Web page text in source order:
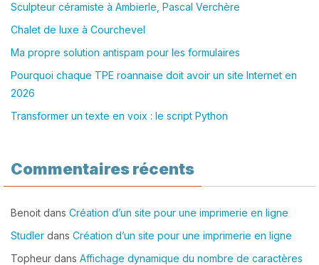
Sculpteur céramiste à Ambierle, Pascal Verchère
Chalet de luxe à Courchevel
Ma propre solution antispam pour les formulaires
Pourquoi chaque TPE roannaise doit avoir un site Internet en
2026
Transformer un texte en voix : le script Python
Commentaires récents
Benoit dans Création d’un site pour une imprimerie en ligne
Studler dans Création d’un site pour une imprimerie en ligne
Topheur dans Affichage dynamique du nombre de caractères